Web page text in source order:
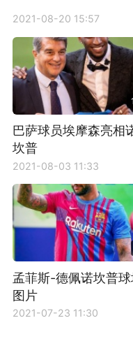
2021-08-20 15:57
巴萨球员埃摩森亮相
坎普
2021-08-03 11:33
孟菲斯-德佩诺坎普球
图片
2021-07-23 11:30